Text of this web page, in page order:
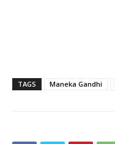
TAGS Maneka Gandhi